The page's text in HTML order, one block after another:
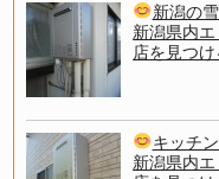
新潟の
新潟県内
店を見つ
キッチ
新潟県内